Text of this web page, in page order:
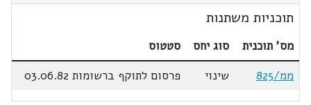
תוכניות משתנות
מס' תוכנית סוג יחס
סטטוס
ממ/825
שינוי פרסום לתוקף ברשומות 03.06.82